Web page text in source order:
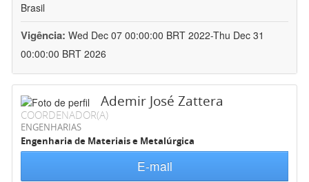
Brasil
Vigência: Wed Dec 07 00:00:00 BRT 2022-Thu Dec 31
00:00:00 BRT 2026
Ademir José Zattera
COORDENADOR(A)
ENGENHARIAS
Engenharia de Materiais e Metalúrgica
E-mail